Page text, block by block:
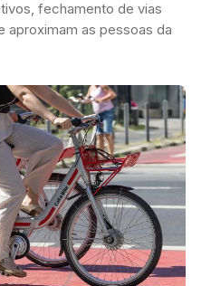
fechamento de vias
aproximam as pessoas da